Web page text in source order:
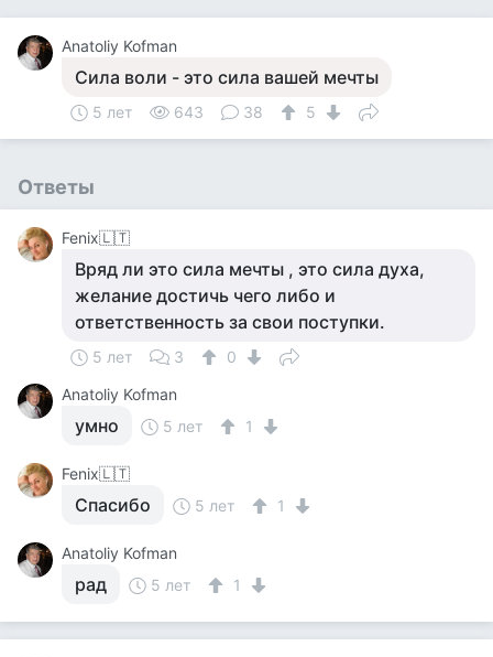
Anatoliy Kofman
Сила воли - это сила вашей мечты
5 лет 643 38 5
Ответы
Fenix🇱🇹
Вряд ли это сила мечты , это сила духа,
желание достичь чего либо и
ответственность за свои поступки.
5 лет 3
0
Anatoliy Kofman
умно 5 лет 1
Fenix🇱🇹
Спасибо 5 лет 1
Anatoliy Kofman
рад 5 лет 1